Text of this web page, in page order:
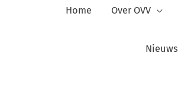
Home Over OVV
Nieuws